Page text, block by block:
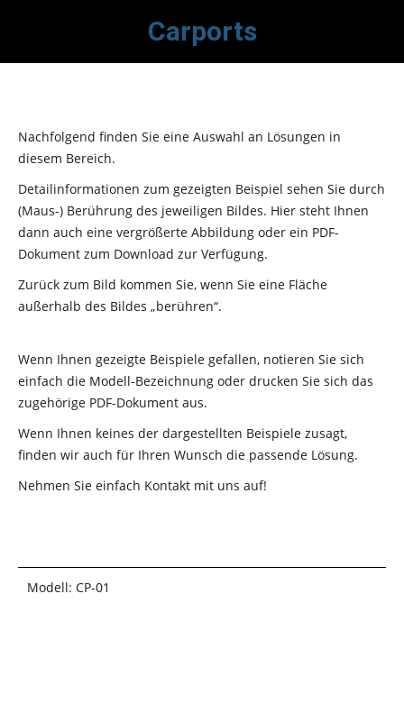
Carports
Nachfolgend finden Sie eine Auswahl an Lösungen in
diesem Bereich.
Detailinformationen zum gezeigten Beispiel sehen Sie durch
(Maus-) Berührung des jeweiligen Bildes. Hier steht Ihnen
dann auch eine vergrößerte Abbildung oder ein PDF-
Dokument zum Download zur Verfügung.
Zurück zum Bild kommen Sie, wenn Sie eine Fläche
außerhalb des Bildes „berühren“.
Wenn Ihnen gezeigte Beispiele gefallen, notieren Sie sich
einfach die Modell-Bezeichnung oder drucken Sie sich das
zugehörige PDF-Dokument aus.
Wenn Ihnen keines der dargestellten Beispiele zusagt,
finden wir auch für Ihren Wunsch die passende Lösung.
Nehmen Sie einfach Kontakt mit uns auf!
Modell: CP-01